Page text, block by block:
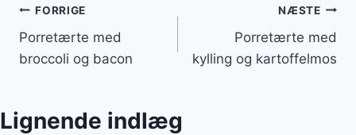
Indlægsnavigation
FORRIGE
Porretærte med
broccoli og bacon
NÆSTE
Porretærte med
kylling og kartoffelmos
Lignende indlæg